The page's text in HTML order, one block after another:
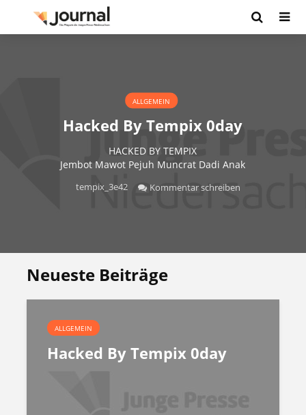
ALLGEMEIN
Hacked By Tempix 0day
HACKED BY TEMPIX
Jembot Mawot Pejuh Muncrat Dadi Anak
tempix_3e42 Kommentar schreiben
Neueste Beiträge
ALLGEMEIN
Hacked By Tempix 0day